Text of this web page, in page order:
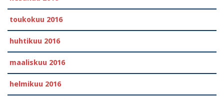
toukokuu 2016
huhtikuu 2016
maaliskuu 2016
helmikuu 2016